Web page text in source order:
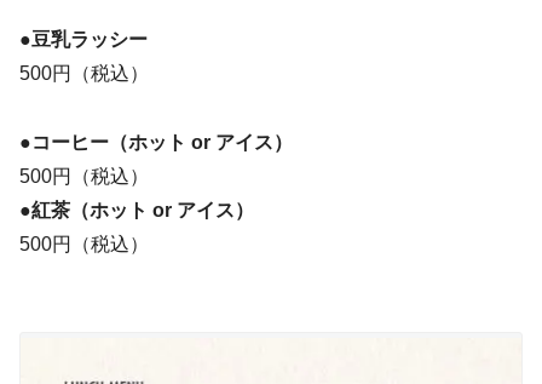
●豆乳ラッシー
500円（税込）
●コーヒー（ホット or アイス）
500円（税込）
●紅茶（ホット or アイス）
500円（税込）